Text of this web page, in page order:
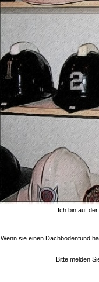
Ich bin auf
Wenn sie einen Dachbodenfund
Bitte melden